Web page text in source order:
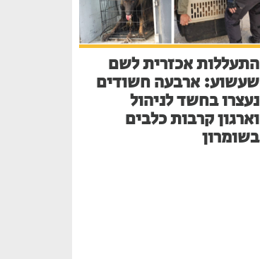
התעללות אכזרית לשם
שעשוע: ארבעה חשודים
נעצרו בחשד לניהול
וארגון קרבות כלבים
בשומרון